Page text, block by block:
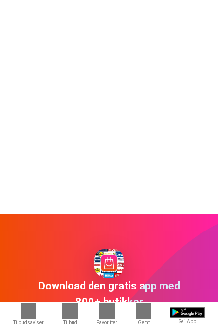
Tilbudsaviser Tilbud Favoritter Gemt Se i App
Download den gratis app med
800+ butikker